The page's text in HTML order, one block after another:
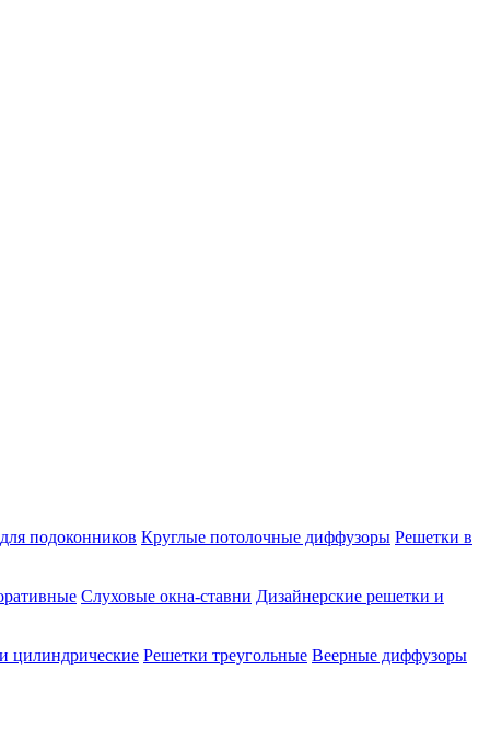
подоконников Круглые потолочные диффузоры Решетки в
Слуховые окна-ставни Дизайнерские решетки и
цилиндрические Решетки треугольные Веерные диффузоры